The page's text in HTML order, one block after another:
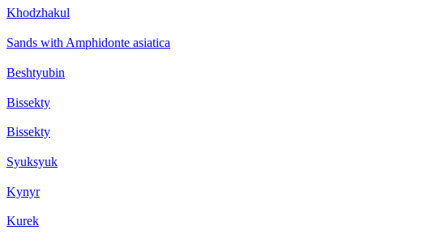
Khodzhakul
Sands with Amphidonte asiatica
Beshtyubin
Bissekty
Bissekty
Syuksyuk
Kynyr
Kurek